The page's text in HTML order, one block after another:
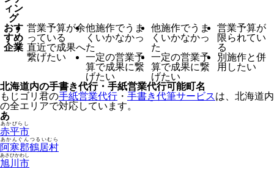
ィン
グ
おす
すめ
企業
営業予算が余
っている
直近で成果へ
繋げたい
他施作でうま
くいかなかっ
た
一定の営業予
算で成果に繋
げたい
他施作でうま
くいかなかっ
た
一定の営業予
算で成果に繋
げたい
営業予算が
限られてい
る
別施作と併
用したい
北海道内の手書き代行・手紙営業代行可能町名
もじゴリ君の手紙営業代行 ・ 手書き代筆サービスは、北海道内
の全エリアで対応しています。
あ
赤平市
あかびらし
阿寒郡鶴居村
あかんぐんつるいむら
旭川市
あさひかわし